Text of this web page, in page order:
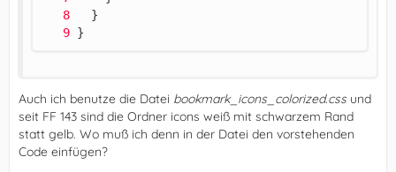
}
Auch ich benutze die Datei bookmark_icons_colorized.cssund
seit FF 143 sind die Ordner icons weiß mit schwarzem Rand
statt gelb. Wo muß ich denn in der Datei den vorstehenden
Code einfügen?